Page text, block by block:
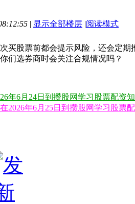
| 显示全部楼层 |阅读模式
买股票前都会提示风险，还会定
们选券商时会关注合规情况吗？
年6月24日到攒股网学习股票配资
2026年6月25日到攒股网学习股票